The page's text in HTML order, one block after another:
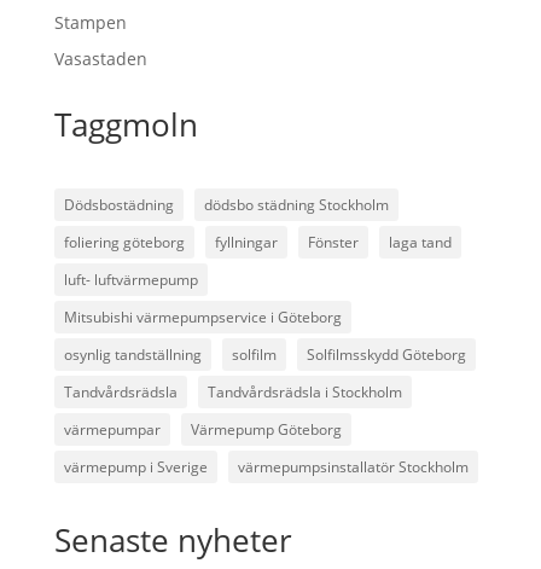
Stampen
Vasastaden
Taggmoln
Dödsbostädning
dödsbo städning Stockholm
foliering göteborg
fyllningar Fönster
laga tand
luft- luftvärmepump
Mitsubishi värmepumpservice i Göteborg
osynlig tandställning
solfilm
Solfilmsskydd Göteborg
Tandvårdsrädsla
Tandvårdsrädsla i Stockholm
värmepumpar
Värmepump Göteborg
värmepump i Sverige
värmepumpsinstallatör Stockholm
Senaste nyheter